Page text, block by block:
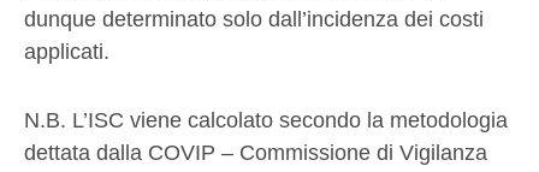
dunque determinato solo dall’incidenza dei costi
applicati.
N.B. L’ISC viene calcolato secondo la metodologia
dettata dalla COVIP – Commissione di Vigilanza